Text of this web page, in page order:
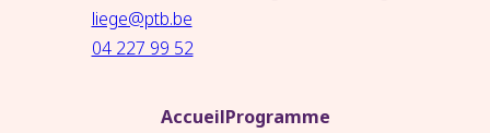
liege@ptb.be
04 227 99 52
AccueilProgramme